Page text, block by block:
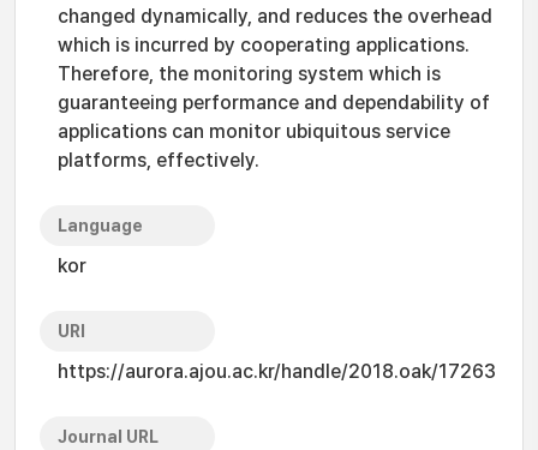
changed dynamically, and reduces the overhead
which is incurred by cooperating applications.
Therefore, the monitoring system which is
guaranteeing performance and dependability of
applications can monitor ubiquitous service
platforms, effectively.
Language
kor
URI
https://aurora.ajou.ac.kr/handle/2018.oak/17263
Journal URL